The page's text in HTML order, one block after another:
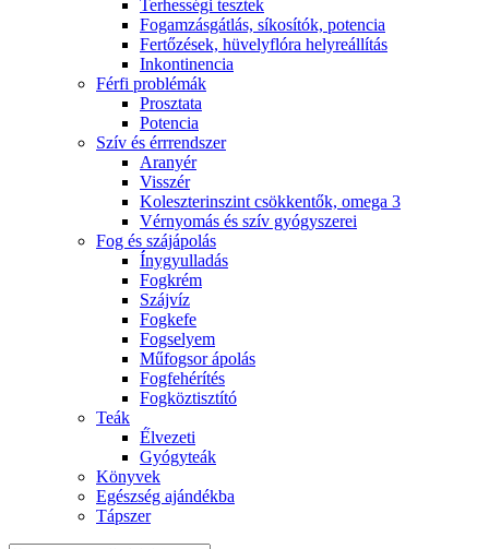
Terhességi tesztek
Fogamzásgátlás, síkosítók, potencia
Fertőzések, hüvelyflóra helyreállítás
Inkontinencia
Férfi problémák
Prosztata
Potencia
Szív és érrrendszer
Aranyér
Visszér
Koleszterinszint csökkentők, omega 3
Vérnyomás és szív gyógyszerei
Fog és szájápolás
Í́nygyulladás
Fogkrém
Szájvíz
Fogkefe
Fogselyem
Műfogsor ápolás
Fogfehérítés
Fogköztisztító
Teák
É́lvezeti
Gyógyteák
Könyvek
Egészség ajándékba
Tápszer